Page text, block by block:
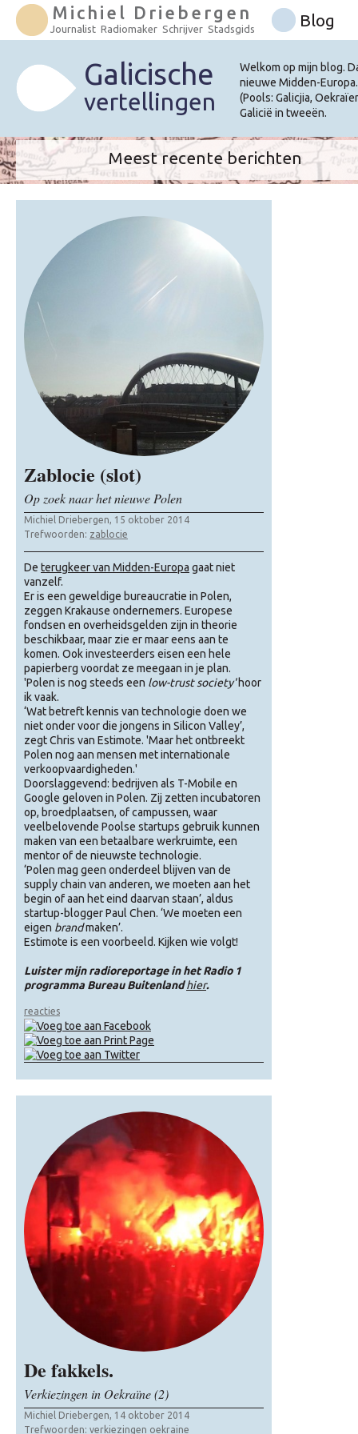
Journalist Radiomaker Schrijver Stadsgids
Michiel Driebergen Blog
Galicische
vertellingen
Welkom op mijn blog.
nieuwe Midden-
(Pools: Galicjia,
Galicië in tweeën.
Meest recente berichten
Zablocie (slot)
Op zoek naar het nieuwe Polen
Michiel Driebergen, 15 oktober 2014
Trefwoorden: zablocie
De terugkeer van Midden-Europa gaat niet
vanzelf.
Er is een geweldige bureaucratie in Polen,
zeggen Krakause ondernemers. Europese
fondsen en overheidsgelden zijn in theorie
beschikbaar, maar zie er maar eens aan te
komen. Ook investeerders eisen een hele
papierberg voordat ze meegaan in je plan.
'Polen is nog steeds een low-trust society'hoor
ik vaak.
‘Wat betreft kennis van technologie doen we
niet onder voor die jongens in Silicon Valley’,
zegt Chris van Estimote. 'Maar het ontbreekt
Polen nog aan mensen met internationale
verkoopvaardigheden.'
Doorslaggevend: bedrijven als T-Mobile en
Google geloven in Polen. Zij zetten incubatoren
op, broedplaatsen, of campussen, waar
veelbelovende Poolse startups gebruik kunnen
maken van een betaalbare werkruimte, een
mentor of de nieuwste technologie.
‘Polen mag geen onderdeel blijven van de
supply chain van anderen, we moeten aan het
begin of aan het eind daarvan staan’, aldus
startup-blogger Paul Chen. ‘We moeten een
eigen brandmaken’.
Estimote is een voorbeeld. Kijken wie volgt!
Luister mijn radioreportage in het Radio 1
programma Bureau Buitenlandhier.
reacties
De fakkels.
Verkiezingen in Oekraïne (2)
Michiel Driebergen, 14 oktober 2014
Trefwoorden: verkiezingen oekraine